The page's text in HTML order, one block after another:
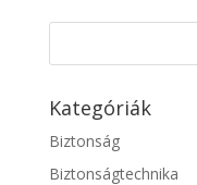
Kategóriák
Biztonság
Biztonságtechnika